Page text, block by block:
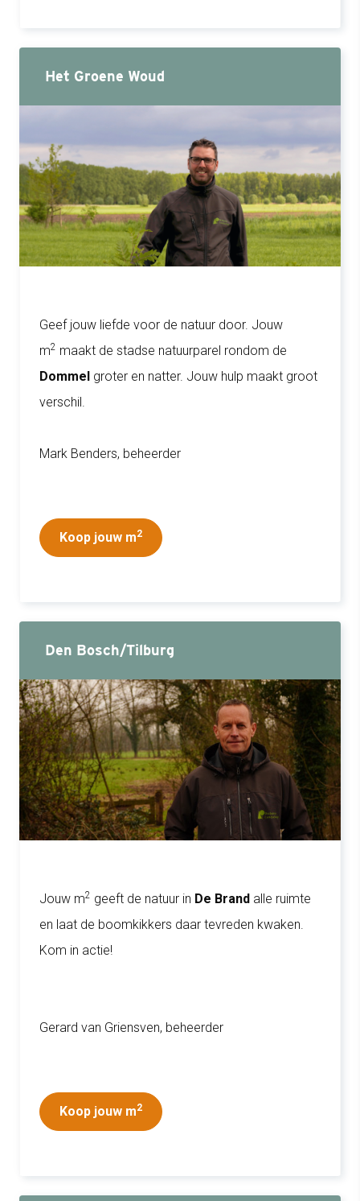
Het Groene Woud
Geef jouw liefde voor de natuur door. Jouw
m2 maakt de stadse natuurparel rondom de
Dommel groter en natter. Jouw hulp maakt groot
verschil.
Mark Benders, beheerder
Koop jouw m2
Den Bosch/Tilburg
Jouw m2 geeft de natuur in De Brand alle ruimte
en laat de boomkikkers daar tevreden kwaken.
Kom in actie!
Gerard van Griensven, beheerder
Koop jouw m2